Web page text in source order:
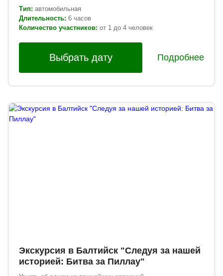
Тип: автомобильная
Длительность: 6 часов
Количество участников: от 1 до 4 человек
Выбрать дату Подробнее
Экскурсия в Балтийск "Следуя за нашей
историей: Битва за Пиллау"